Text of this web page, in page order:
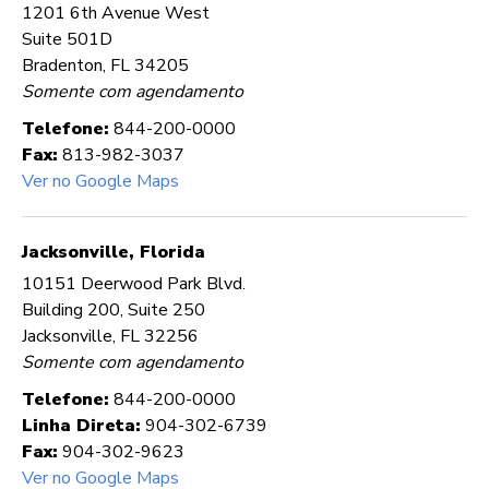
1201 6th Avenue West
Suite 501D
Bradenton, FL 34205
Somente com agendamento
Telefone: 844-200-0000
Fax: 813-982-3037
Ver no Google Maps
Jacksonville, Florida
10151 Deerwood Park Blvd.
Building 200, Suite 250
Jacksonville, FL 32256
Somente com agendamento
Telefone: 844-200-0000
Linha Direta: 904-302-6739
Fax: 904-302-9623
Ver no Google Maps